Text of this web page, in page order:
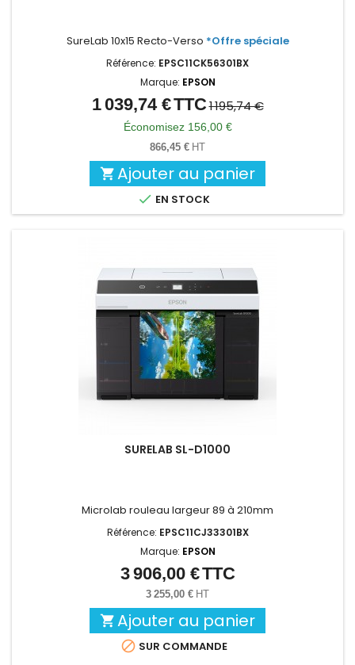
SureLab 10x15 Recto-Verso *Offre spéciale
Référence: EPSC11CK56301BX
Marque: EPSON
Prix
Prix
de
base
1 039,74 €TTC1 195,74 €
Économisez 156,00 €
866,45 € HT
 Ajouter au panier
 EN STOCK
SURELAB SL-D1000
Microlab rouleau largeur 89 à 210mm
Référence: EPSC11CJ33301BX
Marque: EPSON
Prix
3 906,00 €TTC
3 255,00 € HT
 Ajouter au panier
 SUR COMMANDE